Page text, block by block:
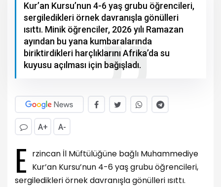
Kur’an Kursu’nun 4-6 yaş grubu öğrencileri,
sergiledikleri örnek davranışla gönülleri
ısıttı. Minik öğrenciler, 2026 yılı Ramazan
ayından bu yana kumbaralarında
biriktirdikleri harçlıklarını Afrika’da su
kuyusu açılması için bağışladı.
A+ A-
E rzincan İl Müftülüğüne bağlı Muhammediye
Kur’an Kursu’nun 4-6 yaş grubu öğrencileri,
sergiledikleri örnek davranışla gönülleri ısıttı.